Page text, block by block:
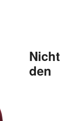
Nicht
den